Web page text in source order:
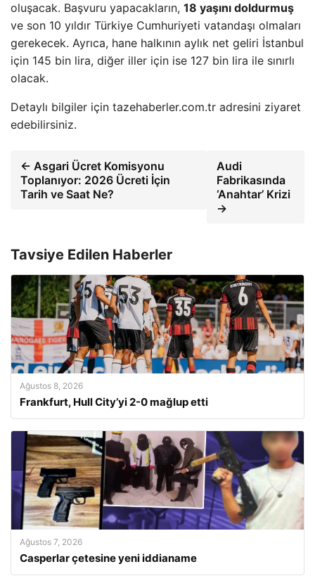
oluşacak. Başvuru yapacakların, 18 yaşını doldurmuş
ve son 10 yıldır Türkiye Cumhuriyeti vatandaşı olmaları
gerekecek. Ayrıca, hane halkının aylık net geliri İstanbul
için 145 bin lira, diğer iller için ise 127 bin lira ile sınırlı
olacak.
Detaylı bilgiler için tazehaberler.com.tr adresini ziyaret
edebilirsiniz.
← Asgari Ücret Komisyonu
Toplanıyor: 2026 Ücreti İçin
Tarih ve Saat Ne?
Audi
Fabrikasında
‘Anahtar’ Krizi
→
Tavsiye Edilen Haberler
Ağustos 8, 2026
Frankfurt, Hull City’yi 2-0 mağlup etti
Ağustos 7, 2026
Casperlar çetesine yeni iddianame